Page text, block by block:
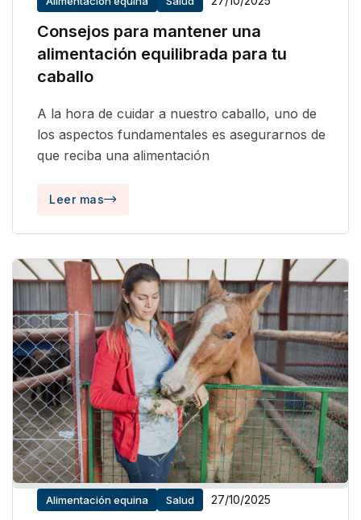
Consejos para mantener una
alimentación equilibrada para tu
caballo
A la hora de cuidar a nuestro caballo, uno de
los aspectos fundamentales es asegurarnos de
que reciba una alimentación
Leer mas
Alimentación equina Salud 27/10/2025